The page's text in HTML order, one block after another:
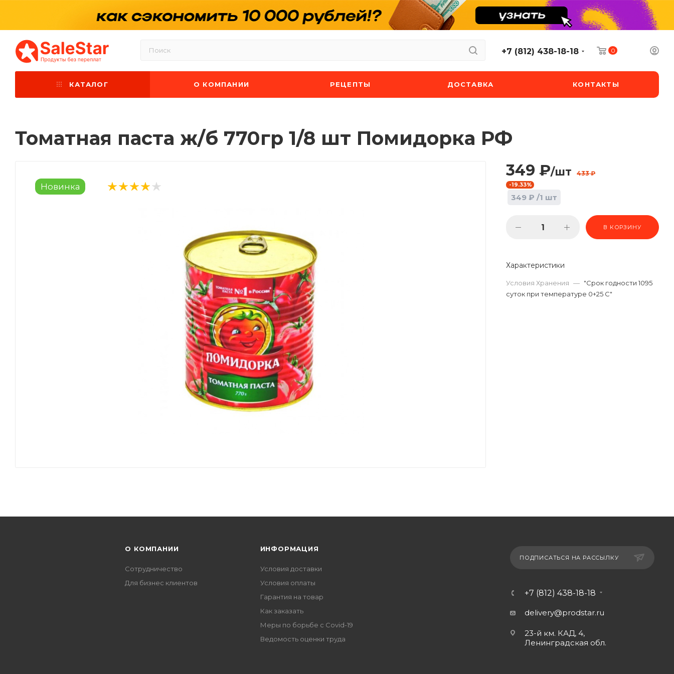
0
+7 (812) 438-18-18
КАТАЛОГ О КОМПАНИИ РЕЦЕПТЫ ДОСТАВКА КОНТАКТЫ
Томатная паста ж/б 770гр 1/8 шт Помидорка РФ
Новинка
349 ₽/шт 433₽
-19.33%
349 ₽ /1 шт
В КОРЗИНУ
Характеристики
Условия Хранения — "Срок годности 1095
суток при температуре 0+25 С"
О КОМПАНИИ
Сотрудничество
Для бизнес клиентов
ИНФОРМАЦИЯ
Условия доставки
Условия оплаты
Гарантия на товар
Как заказать
Меры по борьбе с Covid-19
Ведомость оценки труда
ПОДПИСАТЬСЯ НА РАССЫЛКУ
+7 (812) 438-18-18
delivery@prodstar.ru
23-й км. КАД, 4,
Ленинградская обл.